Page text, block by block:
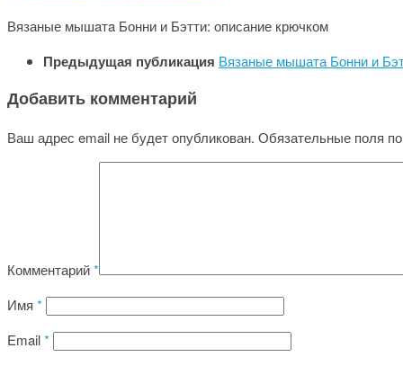
Вязаные мышaтa Бонни и Бэтти: описание крючком
Предыдущая публикация Вязаные мышата Бонни и
Добавить комментарий
Ваш адрес email не будет опубликован. Обязательные поля
Комментарий*
Имя *
Email*